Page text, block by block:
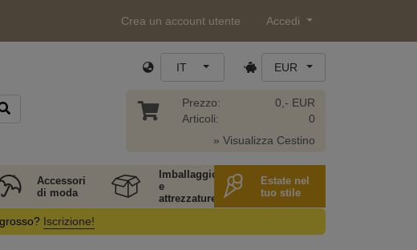
Crea un account utente Accedi
IT EUR
Prezzo:
Articoli:
0,- EUR
0
» Visualizza Cestino
Accessori
di moda
Imballaggio
e
attrezzature
Estate nel
tuo stile
Iscrizione!